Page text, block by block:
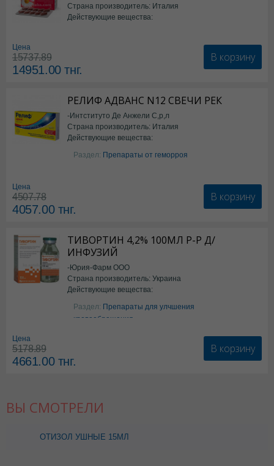
Страна производитель: Италия
Действующие вещества:
Цена
15737.89
14951.00тнг.
В корзину
РЕЛИФ АДВАНС N12 СВЕЧИ РЕК
-Интституто Де Анжели С,р,л
Страна производитель: Италия
Действующие вещества:
Бензокаин
Раздел: Препараты от геморроя
Цена
4507.78
4057.00тнг.
В корзину
ТИВОРТИН 4,2% 100МЛ Р-Р Д/
ИНФУЗИЙ
-Юрия-Фарм ООО
Страна производитель: Украина
Действующие вещества:
Аргинин
Раздел: Препараты для улчшения
кровообращения
Цена
5178.89
4661.00тнг.
В корзину
ВЫ СМОТРЕЛИ
ОТИЗОЛ УШНЫЕ 15МЛ